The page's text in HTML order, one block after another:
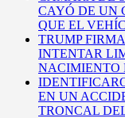
CAYÓ DE UN
QUE EL
TRUMP
INTENTAR
NACIMIENTO
EN UN
TRONCAL